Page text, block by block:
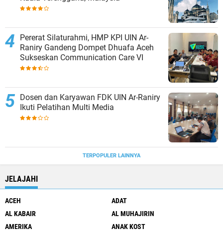
Pererat Silaturahmi, HMP KPI UIN Ar-
Raniry Gandeng Dompet Dhuafa Aceh
Sukseskan Communication Care VI
Dosen dan Karyawan FDK UIN Ar-Raniry
Ikuti Pelatihan Multi Media
TERPOPULER LAINNYA
JELAJAHI
ACEH
ADAT
AL KABAIR
AL MUHAJIRIN
AMERIKA
ANAK KOST